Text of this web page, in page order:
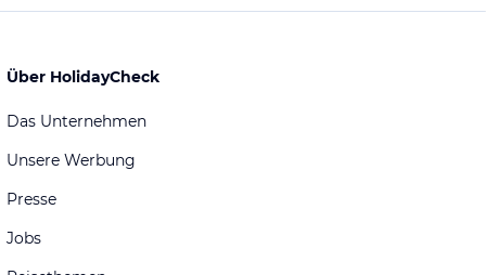
Über HolidayCheck
Das Unternehmen
Unsere Werbung
Presse
Jobs